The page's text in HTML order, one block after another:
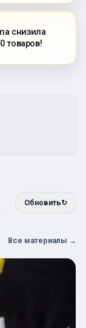
снизила
товаров!
Обновить↻
Все материалы →